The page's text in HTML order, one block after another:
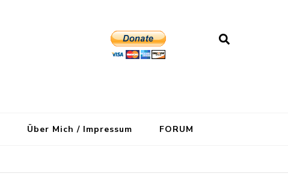
Über Mich / Impressum FORUM